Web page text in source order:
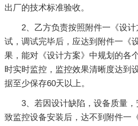
出厂的技术标准验收。
2、乙方负责按照附件一《设
试，调试完毕后，应达到附件一《
果，能对《设计方案》中规划的各
时实时监控，监控效果清晰度达到
据至少保存60天以上。
3、若因设计缺陷，设备质量
致监控设备安装后，达不到附件一